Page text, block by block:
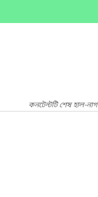
কনটেন্টটি শেষ হাল-